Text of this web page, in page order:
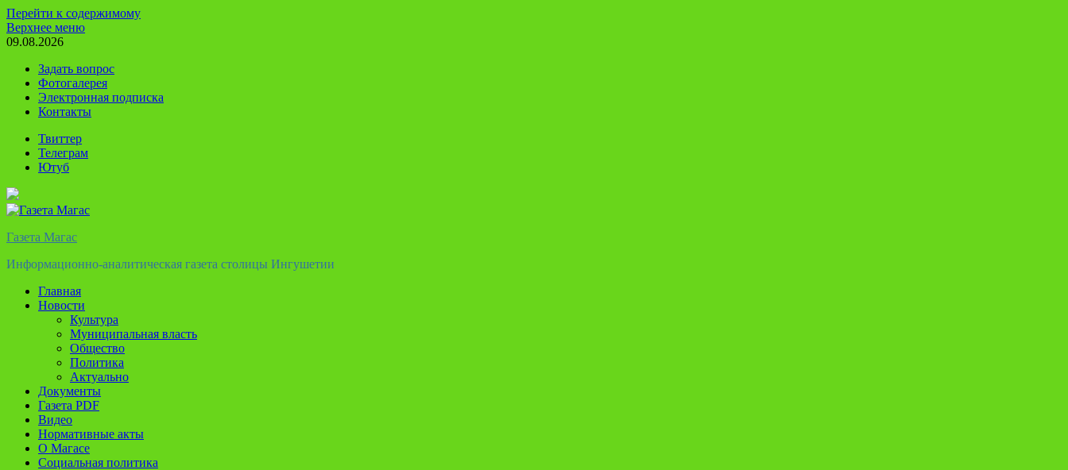
Перейти к содержимому
Верхнее меню
09.08.2026
Задать вопрос
Фотогалерея
Электронная подписка
Контакты
Твиттер
Телеграм
Ютуб
Газета Магас
Информационно-аналитическая газета столицы Ингушетии
Главная
Новости
Культура
Муниципальная власть
Общество
Политика
Актуально
Документы
Газета PDF
Видео
Нормативные акты
О Магасе
Социальная политика